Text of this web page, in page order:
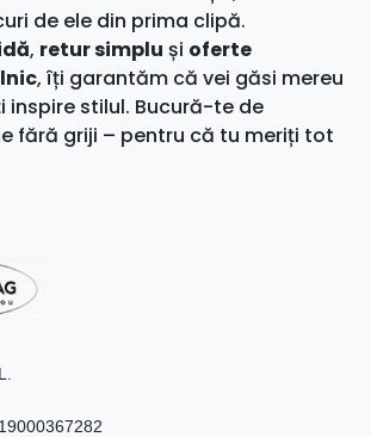
de ele din prima clipă.
, retur simplu și oferte
, îți garantăm că vei găsi mereu
inspire stilul. Bucură-te de
fără griji – pentru că tu meriți tot